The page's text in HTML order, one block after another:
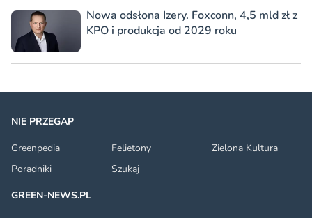
Nowa odsłona Izery. Foxconn, 4,5 mld zł z
KPO i produkcja od 2029 roku
NIE PRZEGAP
Greenpedia
Felietony
Zielona Kultura
Poradniki
Szukaj
GREEN-NEWS.PL